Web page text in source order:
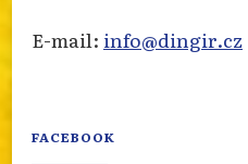
E-mail: info@dingir.cz
FACEBOOK